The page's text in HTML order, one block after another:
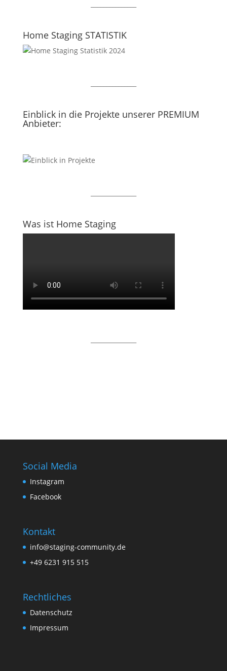
Home Staging STATISTIK
Einblick in die Projekte unserer PREMIUM
Anbieter:
Was ist Home Staging
Social Media
Instagram
Facebook
Kontakt
info@staging-community.de
+49 6231 915 515
Rechtliches
Datenschutz
Impressum